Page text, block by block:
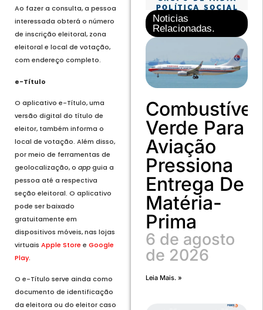
Ao fazer a consulta, a pessoa
interessada obterá o número
de inscrição eleitoral, zona
eleitoral e local de votação,
com endereço completo.
e-Título
O aplicativo e-Título, uma
versão digital do título de
eleitor, também informa o
local de votação. Além disso,
por meio de ferramentas de
geolocalização, o appguia a
pessoa até a respectiva
seção eleitoral. O aplicativo
pode ser baixado
gratuitamente em
dispositivos móveis, nas lojas
virtuais Apple Store e Google
Play.
O e-Título serve ainda como
documento de identificação
da eleitora ou do eleitor caso
Noticias
Relacionadas.
Combustível
Verde Para
Aviação
Pressiona
Entrega De
Matéria-
Prima
6 de agosto
de 2026
Leia Mais. »